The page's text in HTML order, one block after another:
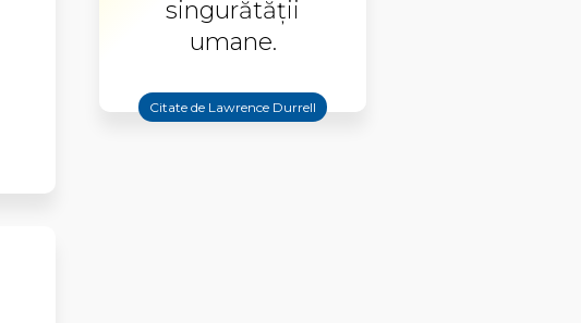
singurătăţii
umane.
Citate de Lawrence Durrell